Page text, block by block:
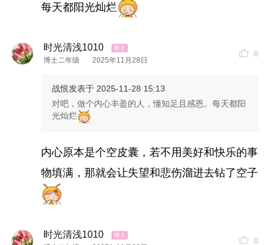
每天都阳光灿烂
时光清浅1010
博士二年级 2025年11月28日
0
战恨发表于 2025-11-28 15:13
对吧，做个内心丰盈的人，懂知足且感恩。每天都阳
光灿烂
内心原本是个空皮囊，若不用美好和快乐的事
物填满，那就会让失望和悲伤溜进去钻了空子
时光清浅1010
0